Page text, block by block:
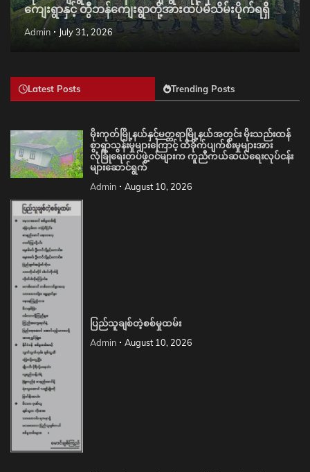
ကျေးရွာနှင့် တွီဘန်ကျေးရွာတို့အားထပ်မံသိမ်းပိုက်ရရှိ
Admin July 31, 2026
Latest Posts Trending Posts
မိုးကုတ်မြို့နယ်နှင့်မတ္တရာမြို့နယ်အတွင်း မိုးသည်းထန်
စွာရွာသွန်းမှုများကြောင့် ထိခိုက်ပျက်စီးမှုများအား
လုံခြုံရေးတပ်ဖွဲ့ဝင်များက ကူညီကယ်ဆယ်ရေးလုပ်ငန်း
များဆောင်ရွက်
Admin August 10, 2026
ပြည်သူချစ်တဲ့စစ်မှုထမ်း
Admin August 10, 2026